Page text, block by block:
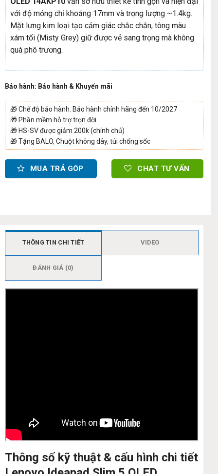
với độ mỏng chỉ khoảng 17mm và trọng lượng ~1.4kg.
Mặt lưng kim loại tạo cảm giác chắc chắn, tông màu
xám tối (Misty Grey) giữ được vẻ sang trọng mà không
quá phô trương.
Bảo hành: Bảo hành & Khuyến mãi
🎁Chế độ bảo hành: Bảo hành chính hãng đến 10/2027
🎁 Phần mềm hỗ trợ trọn đời.
🎁 HS-SV được giảm 200k (chính chủ)
🎁Tặng BALO, Chuột không dây, túi chống sốc
MUA TRẢ GÓP CHAT TƯ VẤN
THÔNG TIN CHI TIẾT VIDEO
ĐÁNH GIÁ (0)
Thông số kỹ thuật & cấu hình chi tiết